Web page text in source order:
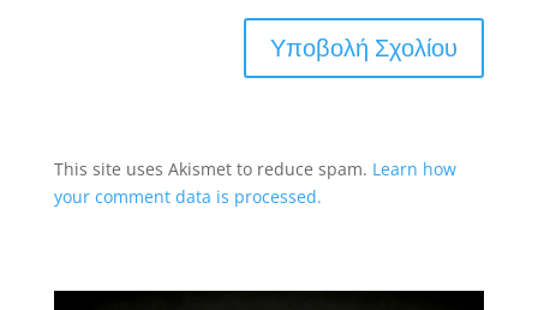
This site uses Akismet to reduce spam. Learn how
your comment data is processed.